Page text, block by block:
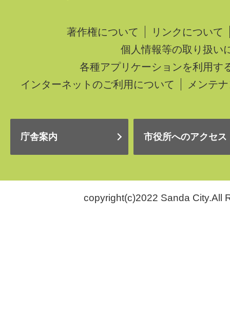
著作権について
リンクについて
個人情報等の取り扱い
各種アプリケーションを利用す
インターネットのご利用について
メンテ
庁舎案内 市役所へのアクセス
copyright(c)2022 Sanda City.All